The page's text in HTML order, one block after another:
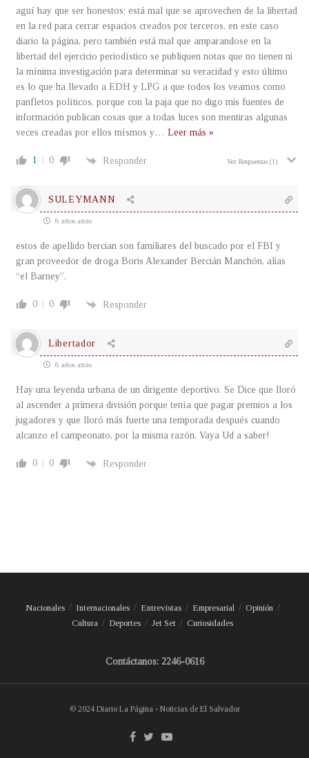
aguí hay que ser honestos: está mal que se aprovechen de la libertad
en la red para cerrar espacios creados por terceros, en este caso
diario la página, pero también está mal que amparandose en la
libertad del ejercicio periodístico se publiquen notas que no tienen ni
la mínima investigación para determinar su veracidad y esto último
es lo que ha llevado a EDH y LPG a que todos los veamos como
panfletos políticos, porque con la paja que no digo mis fuentes de
información publican cosas que a todas luces son mentiras algunas
veces creadas por ellos mísmos y… Leer más »
1 0 Responder Ver Respuestas (1)
SULEYMANN
8 años atrás
estos de apellido bercian son familiares del buscado por el FBI y
gran proveedor de droga Boris Alexander Bercián Manchón, alias
“el Barney”,
0 0 Responder
Libertador
8 años atrás
Hay una leyenda urbana de un dirigente deportivo. Se Dice que lloró
al ascender a primera división porque tenía que pagar premios a los
jugadores y que lloró más fuerte una temporada después cuando
alcanzo el campeonato, por la misma razón. Vaya Ud a saber!
0 0 Responder
Nacionales Internacionales Entrevistas Empresarial
Opinión
Cultura
Deportes Jet Set Curiosidades
Contáctanos: 2246-0616
© 2024 Diario La Página - Noticias de El Salvador